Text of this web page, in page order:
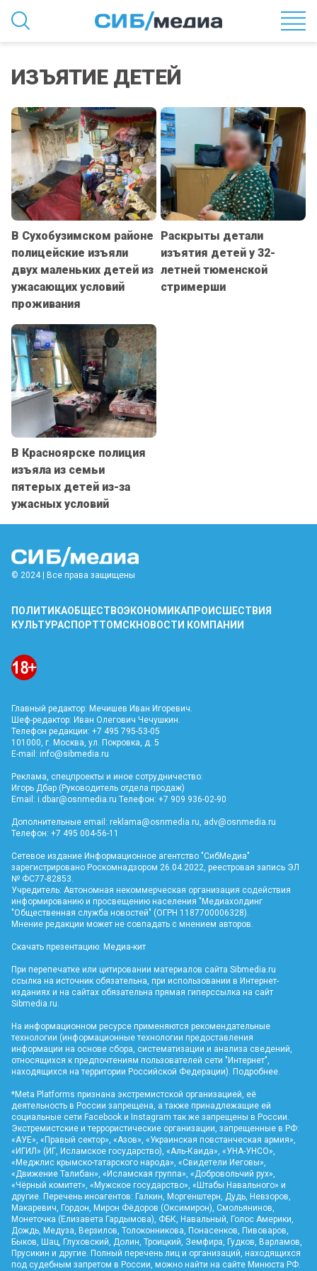
ИЗЪЯТИЕ ДЕТЕЙ
В Сухобузимском районе
полицейские изъяли
двух маленьких детей из
ужасающих условий
проживания
Раскрыты детали
изъятия детей у 32-
летней тюменской
стримерши
В Красноярске полиция
изъяла из семьи
пятерых детей из-за
ужасных условий
© 2024 | Все права защищены
ПОЛИТИКАОБЩЕСТВОЭКОНОМИКАПРОИСШЕСТВИЯ
КУЛЬТУРАСПОРТТОМСКНОВОСТИ КОМПАНИИ
Главный редактор: Мечишев Иван Игоревич.
Шеф-редактор: Иван Олегович Чечушкин.
Телефон редакции: +7 495 795-53-05
101000, г. Москва, ул. Покровка, д. 5
E-mail: info@sibmedia.ru
Реклама, спецпроекты и иное сотрудничество:
Игорь Дбар (Руководитель отдела продаж)
Email: i.dbar@osnmedia.ru Телефон: +7 909 936-02-90
Дополнительные email: reklama@osnmedia.ru adv@osnmedia.ru
Телефон: +7 495 004-56-11
Сетевое издание Информационное агентство "СибМедиа"
зарегистрировано Роскомнадзором 26.04.2022, реестровая запись ЭЛ
№ ФС77-82853.
Учредитель: Автономная некоммерческая организация содействия
информированию и просвещению населения "Медиахолдинг
"Общественная служба новостей" (ОГРН 1187700006328).
Мнение редакции может не совпадать с мнением авторов.
Скачать презентацию: Медиа-кит
При перепечатке или цитировании материалов сайта Sibmedia.ru
ссылка на источник обязательна, при использовании в Интернет-
изданиях и на сайтах обязательна прямая гиперссылка на сайт
Sibmedia.ru
На информационном ресурсе применяются рекомендательные
технологии (информационные технологии предоставления
информации на основе сбора, систематизации и анализа сведений,
относящихся к предпочтениям пользователей сети "Интернет",
находящихся на территории Российской Федерации). Подробнее
*Meta Platforms признана экстремистской организацией, её
деятельность в России запрещена, а также принадлежащие ей
социальные сети Facebook и Instagram так же запрещены в России.
Экстремистские и террористические организации, запрещенные в РФ:
«АУЕ», «Правый сектор», «Азов», «Украинская повстанческая армия»,
«ИГИЛ» (ИГ, Исламское государство), «Аль-Каида», «УНА-УНСО»,
«Меджлис крымско-татарского народа», «Свидетели Иеговы»,
«Движение Талибан», «Исламская группа», «Добровольчий рух»,
«Чёрный комитет», «Мужское государство», «Штабы Навального» и
другие. Перечень иноагентов: Галкин, Моргенштерн, Дудь, Невзоров,
Макаревич, Гордон, Мирон Фёдоров (Оксимирон), Смольянинов,
Монеточка (Елизавета Гардымова), ФБК, Навальный, Голос Америки,
Дождь, Медуза, Верзилов, Толоконникова, Понасенков, Пивоваров,
Быков, Шац, Глуховский, Долин, Троицкий, Земфира, Гудков, Варламов,
Прусикин и другие. Полный перечень лиц и организаций, находящихся
под судебным запретом в России, можно найти на сайте Минюста РФ.